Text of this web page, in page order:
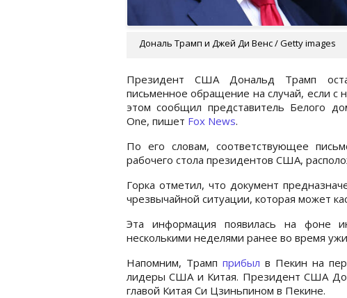
Дональ Трамп и Джей Ди Венс / Getty images
Президент США Дональд Трамп
письменное обращение на случай, если
этом сообщил представитель Белого
One, пишет Fox News.
По его словам, соответствующее
рабочего стола президентов США,
Горка отметил, что документ
чрезвычайной ситуации, которая может
Эта информация появилась на фоне
несколькими неделями ранее во время
Напомним, Трамп прибыл в Пекин на
лидеры США и Китая. Президент США
главой Китая Си Цзиньпином в Пекине.